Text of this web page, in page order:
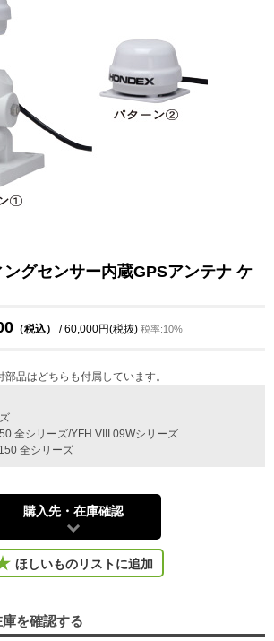
グセンサー内蔵GPSアンテナ ケ
（税込） / 60,000円(税抜) 税率:10%
品はどちらも付属しています。
全シリーズ/YFH VIII 09Wシリーズ
全シリーズ
購入先・在庫確認
ほしいものリストに追加
を確認する